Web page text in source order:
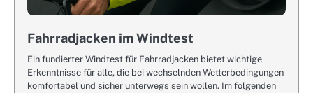
Fahrradjacken im Windtest
Ein fundierter Windtest für Fahrradjacken bietet wichtige
Erkenntnisse für alle, die bei wechselnden Wetterbedingungen
komfortabel und sicher unterwegs sein wollen. Im folgenden